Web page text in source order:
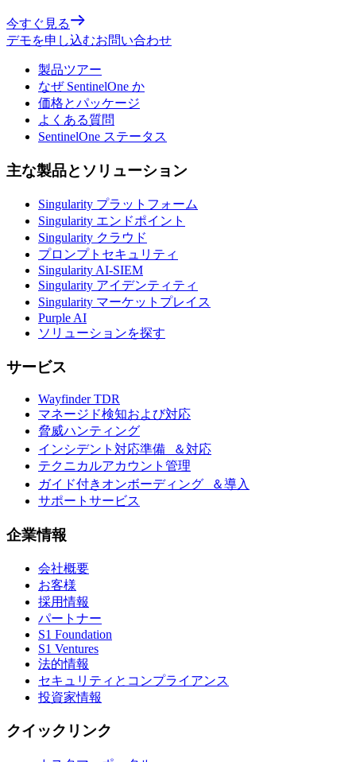
今すぐ見る
デモを申し込むお問い合わせ
製品ツアー
なぜ SentinelOne か
価格とパッケージ
よくある質問
SentinelOne ステータス
主な製品とソリューション
Singularity プラットフォーム
Singularity エンドポイント
Singularity クラウド
プロンプトセキュリティ
Singularity AI-SIEM
Singularity アイデンティティ
Singularity マーケットプレイス
Purple AI
ソリューションを探す
サービス
Wayfinder TDR
マネージド検知および対応
脅威ハンティング
インシデント対応準備 ＆対応
テクニカルアカウント管理
ガイド付きオンボーディング ＆導入
サポートサービス
企業情報
会社概要
お客様
採用情報
パートナー
S1 Foundation
S1 Ventures
法的情報
セキュリティとコンプライアンス
投資家情報
クイックリンク